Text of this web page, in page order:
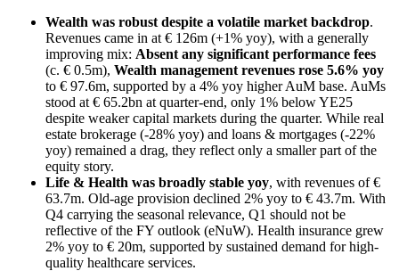
Wealth was robust despite a volatile market backdrop.
Revenues came in at € 126m (+1% yoy), with a generally
improving mix: Absent any significant performance fees
(c. € 0.5m), Wealth management revenues rose 5.6% yoy
to € 97.6m, supported by a 4% yoy higher AuM base. AuMs
stood at € 65.2bn at quarter-end, only 1% below YE25
despite weaker capital markets during the quarter. While real
estate brokerage (-28% yoy) and loans & mortgages (-22%
yoy) remained a drag, they reflect only a smaller part of the
equity story.
Life & Health was broadly stable yoy, with revenues of €
63.7m. Old-age provision declined 2% yoy to € 43.7m. With
Q4 carrying the seasonal relevance, Q1 should not be
reflective of the FY outlook (eNuW). Health insurance grew
2% yoy to € 20m, supported by sustained demand for high-
quality healthcare services.